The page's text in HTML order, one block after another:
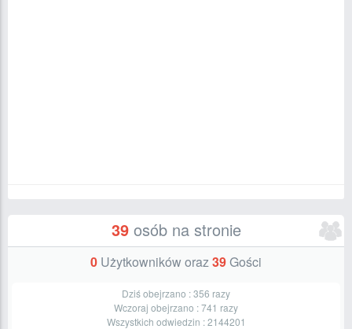
39osób na stronie
0 Użytkowników oraz39Gości
Dziś obejrzano :356 razy
Wczoraj obejrzano :741 razy
Wszystkich odwiedzin :2144201